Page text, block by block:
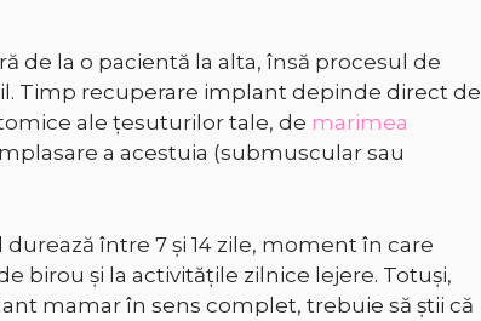
de la o pacientă la alta, însă procesul de
Timp recuperare implant depinde direct de
ale țesuturilor tale, de marimea
a acestuia (submuscular sau
între 7 și 14 zile, moment în care
birou și la activitățile zilnice lejere. Totuși,
mamar în sens complet, trebuie să știi că